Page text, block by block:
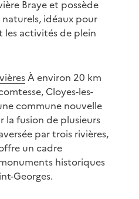
Braye et possède
idéaux pour
les activités de plein
À environ 20 km
Cloyes-les-
commune nouvelle
la fusion de plusieurs
par trois rivières,
un cadre
historiques
Georges.